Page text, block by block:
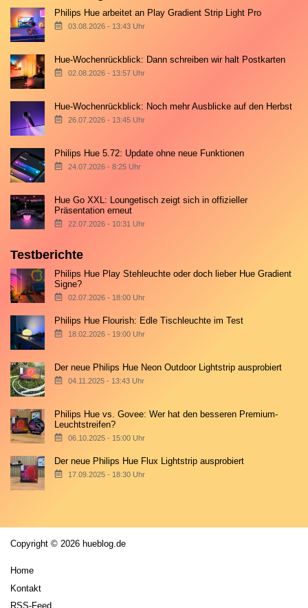
Philips Hue arbeitet an Play Gradient Strip Light Pro
03.08.2026 - 13:43 Uhr
Hue-Wochenrückblick: Dann schreiben wir halt Postkarten
02.08.2026 - 13:57 Uhr
Hue-Wochenrückblick: Noch mehr Ausblicke auf den Herbst
26.07.2026 - 13:45 Uhr
Philips Hue 5.72: Update ohne neue Funktionen
24.07.2026 - 8:25 Uhr
Hue Go XXL: Loungetisch zeigt sich in offizieller
Präsentation erneut
22.07.2026 - 10:31 Uhr
Testberichte
Philips Hue Play Stehleuchte oder doch lieber Hue Gradient
Signe?
02.07.2026 - 18:00 Uhr
Philips Hue Flourish: Edle Tischleuchte im Test
18.02.2026 - 19:00 Uhr
Der neue Philips Hue Neon Outdoor Lightstrip ausprobiert
04.11.2025 - 13:43 Uhr
Philips Hue vs. Govee: Wer hat den besseren Premium-
Leuchtstreifen?
06.10.2025 - 15:00 Uhr
Der neue Philips Hue Flux Lightstrip ausprobiert
17.09.2025 - 18:30 Uhr
Copyright © 2026 hueblog.de
Home
Kontakt
RSS-Feed